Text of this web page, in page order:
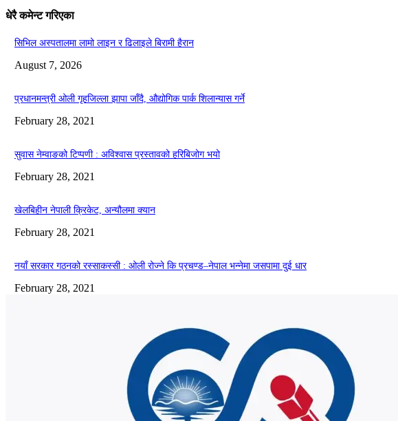
धेरै कमेन्ट गरिएका
सिभिल अस्पतालमा लामो लाइन र ढिलाइले बिरामी हैरान
August 7, 2026
प्रधानमन्त्री ओली गृहजिल्ला झापा जाँदै, औद्योगिक पार्क शिलान्यास गर्ने
February 28, 2021
सुवास नेम्वाङको टिप्पणी : अविश्वास प्रस्तावको हरिबिजोग भयो
February 28, 2021
खेलबिहीन नेपाली क्रिकेट, अन्यौलमा क्यान
February 28, 2021
नयाँ सरकार गठनको रस्साकस्सी : ओली रोज्ने कि प्रचण्ड–नेपाल भन्नेमा जसपामा दुई धार
February 28, 2021